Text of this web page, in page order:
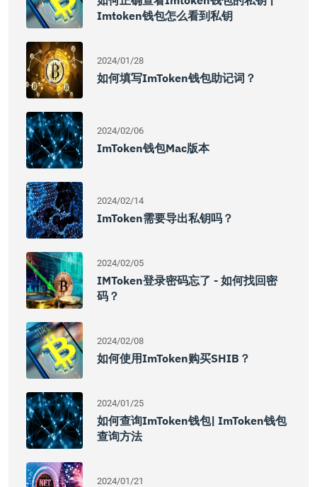
Imtoken钱包怎么看到私钥
2024/01/28
如何填写imToken钱包助记词？
2024/02/06
ImToken钱包Mac版本
2024/02/14
ImToken需要导出私钥吗？
2024/02/05
IMToken登录密码忘了 - 如何找回密
码？
2024/02/08
如何使用imToken购买SHIB？
2024/01/25
如何查询imToken钱包| ImToken钱包
查询方法
2024/01/21